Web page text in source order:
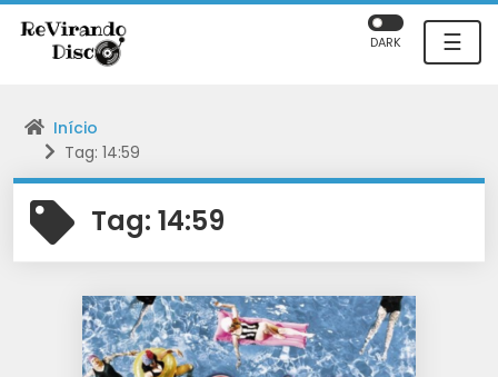
☰
DARK
Início
Tag: 14:59
Tag: 14:59